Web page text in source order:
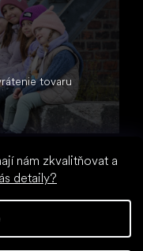
nám zkvalitňovat a
detaily?
tovaru